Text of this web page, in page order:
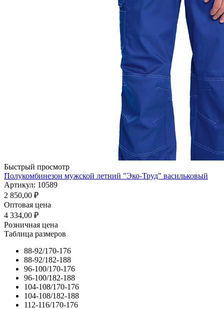
Быстрый просмотр
Полукомбинезон мужской летний "Эко-Труд" васильковый
Артикул: 10589
2 850,00 ₽
Оптовая цена
4 334,00 ₽
Розничная цена
Таблица размеров
88-92/170-176
88-92/182-188
96-100/170-176
96-100/182-188
104-108/170-176
104-108/182-188
112-116/170-176